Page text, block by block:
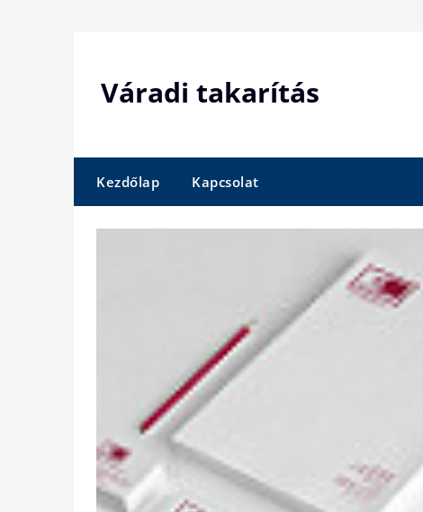
Váradi takarítás
Kezdőlap Kapcsolat